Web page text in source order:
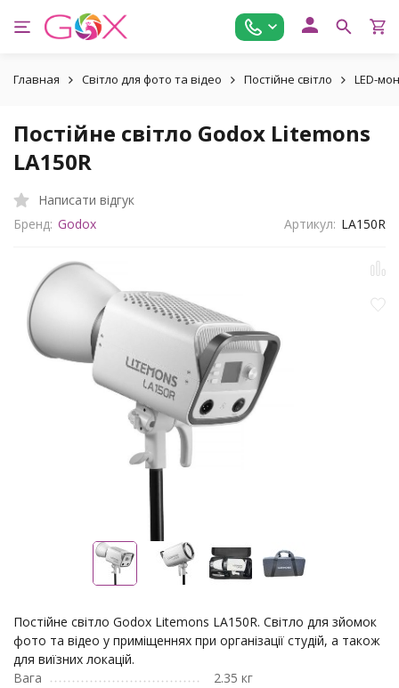
Главная Світло для фото та відео Постійне світло LED-
Постійне світло Godox Litemons
LA150R
Написати відгук
Бренд: Godox Артикул: LA150R
Постійне світло Godox Litemons LA150R. Світло для зйомок
фото та відео у приміщеннях при організації студій, а також
для виїзних локацій.
Вага
2.35 кг